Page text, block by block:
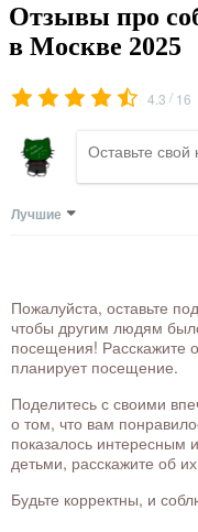
Отзывы про
в Москве 2025
4.3 / 16
Лучшие
Пожалуйста, оставьте
чтобы другим людям
посещения! Расскажите
планирует посещение.
Поделитесь с своими
о том, что вам
показалось
детьми, расскажите об
Будьте корректны, и